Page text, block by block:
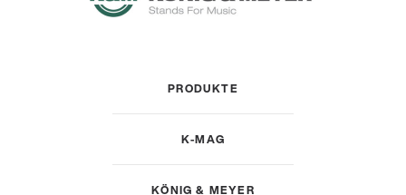
PRODUKTE
K-MAG
KÖNIG & MEYER